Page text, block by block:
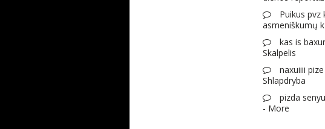
Puikus pvz
asmeniškumų
kas is
Skalpelis
naxuiiii
Shlapdryba
pizda
- More